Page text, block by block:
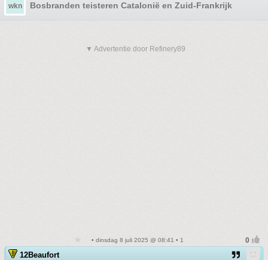
wkn Bosbranden teisteren Catalonië en Zuid-Frankrijk
▼ Advertentie door Refinery89
• dinsdag 8 juli 2025 @ 08:41 • 1
12Beaufort